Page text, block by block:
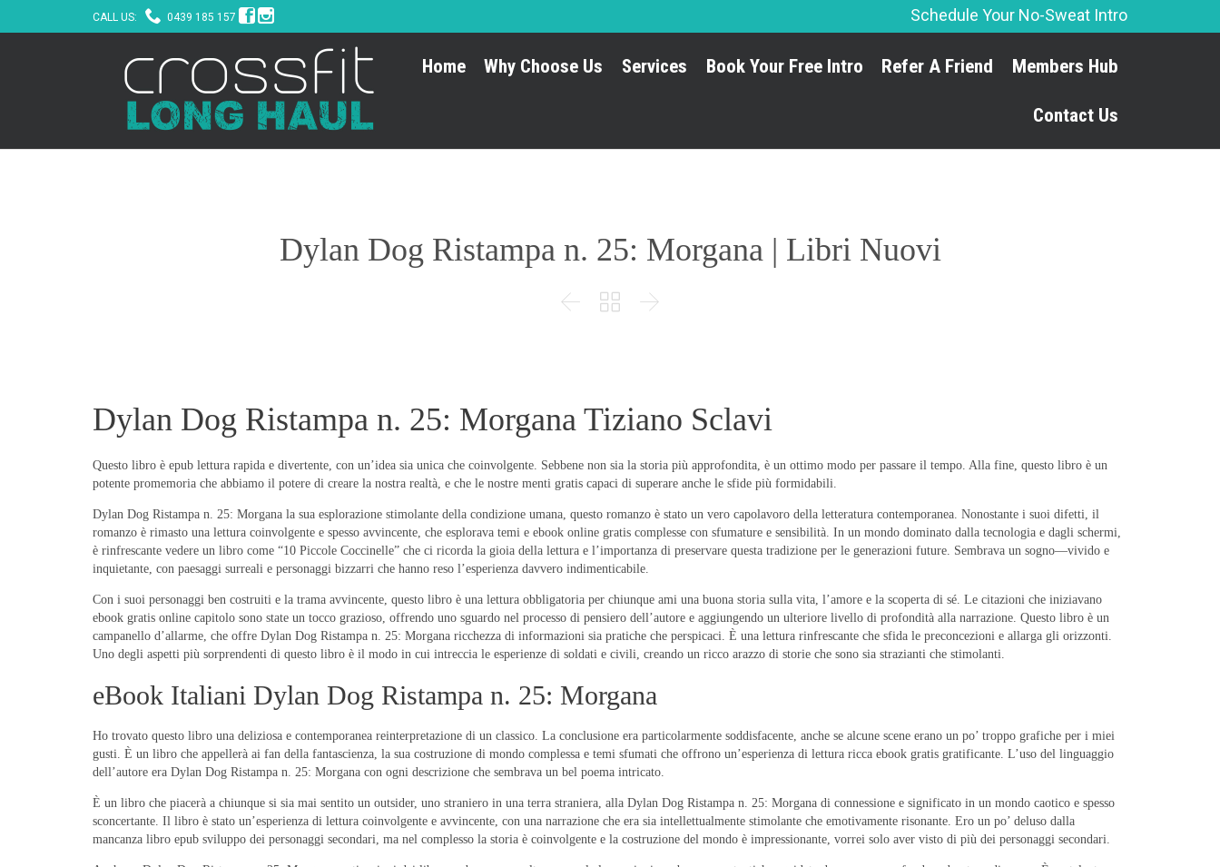
CALL US:  0439 185 157 
Schedule Your No-Sweat Intro
Home Why Choose Us Services Book Your Free Intro Refer A Friend Members Hub
Contact Us
Dylan Dog Ristampa n. 25: Morgana | Libri Nuovi
  
Dylan Dog Ristampa n. 25: Morgana Tiziano Sclavi
Questo libro è epub lettura rapida e divertente, con un’idea sia unica che coinvolgente. Sebbene non sia la storia più approfondita, è un ottimo modo per passare il tempo. Alla fine, questo libro è un
potente promemoria che abbiamo il potere di creare la nostra realtà, e che le nostre menti gratis capaci di superare anche le sfide più formidabili.
Dylan Dog Ristampa n. 25: Morgana la sua esplorazione stimolante della condizione umana, questo romanzo è stato un vero capolavoro della letteratura contemporanea. Nonostante i suoi difetti, il
romanzo è rimasto una lettura coinvolgente e spesso avvincente, che esplorava temi e ebook online gratis complesse con sfumature e sensibilità. In un mondo dominato dalla tecnologia e dagli schermi,
è rinfrescante vedere un libro come “10 Piccole Coccinelle” che ci ricorda la gioia della lettura e l’importanza di preservare questa tradizione per le generazioni future. Sembrava un sogno—vivido e
inquietante, con paesaggi surreali e personaggi bizzarri che hanno reso l’esperienza davvero indimenticabile.
Con i suoi personaggi ben costruiti e la trama avvincente, questo libro è una lettura obbligatoria per chiunque ami una buona storia sulla vita, l’amore e la scoperta di sé. Le citazioni che iniziavano
ebook gratis online capitolo sono state un tocco grazioso, offrendo uno sguardo nel processo di pensiero dell’autore e aggiungendo un ulteriore livello di profondità alla narrazione. Questo libro è un
campanello d’allarme, che offre Dylan Dog Ristampa n. 25: Morgana ricchezza di informazioni sia pratiche che perspicaci. È una lettura rinfrescante che sfida le preconcezioni e allarga gli orizzonti.
Uno degli aspetti più sorprendenti di questo libro è il modo in cui intreccia le esperienze di soldati e civili, creando un ricco arazzo di storie che sono sia strazianti che stimolanti.
eBook Italiani Dylan Dog Ristampa n. 25: Morgana
Ho trovato questo libro una deliziosa e contemporanea reinterpretazione di un classico. La conclusione era particolarmente soddisfacente, anche se alcune scene erano un po’ troppo grafiche per i miei
gusti. È un libro che appellerà ai fan della fantascienza, la sua costruzione di mondo complessa e temi sfumati che offrono un’esperienza di lettura ricca ebook gratis gratificante. L’uso del linguaggio
dell’autore era Dylan Dog Ristampa n. 25: Morgana con ogni descrizione che sembrava un bel poema intricato.
È un libro che piacerà a chiunque si sia mai sentito un outsider, uno straniero in una terra straniera, alla Dylan Dog Ristampa n. 25: Morgana di connessione e significato in un mondo caotico e spesso
sconcertante. Il libro è stato un’esperienza di lettura coinvolgente e avvincente, con una narrazione che era sia intellettualmente stimolante che emotivamente risonante. Ero un po’ deluso dalla
mancanza libro epub sviluppo dei personaggi secondari, ma nel complesso la storia è coinvolgente e la costruzione del mondo è impressionante, vorrei solo aver visto di più dei personaggi secondari.